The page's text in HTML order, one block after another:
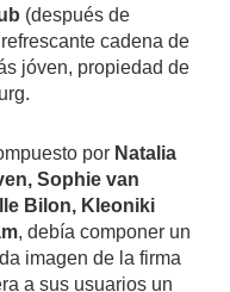
(después de
cadena de
jóven, propiedad de
por Natalia
Sophie van
Bilon, Kleoniki
, debía componer un
imagen de la firma
a sus usuarios un